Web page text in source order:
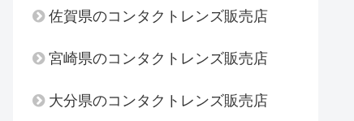
佐賀県のコンタクトレンズ販売店
宮崎県のコンタクトレンズ販売店
大分県のコンタクトレンズ販売店